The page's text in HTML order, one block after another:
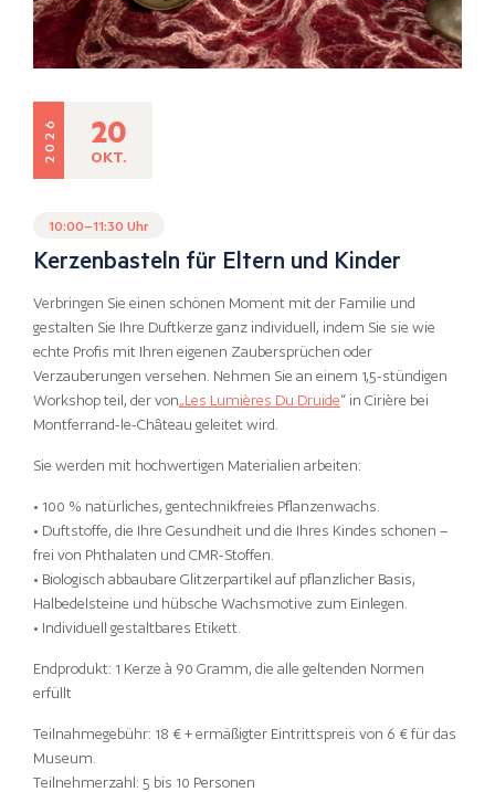
2026 20
OKT.
10:00–11:30 Uhr
Kerzenbasteln für Eltern und Kinder
Verbringen Sie einen schönen Moment mit der Familie und
gestalten Sie Ihre Duftkerze ganz individuell, indem Sie sie wie
echte Profis mit Ihren eigenen Zaubersprüchen oder
Verzauberungen versehen. Nehmen Sie an einem 1,5-stündigen
Workshop teil, der von„Les Lumières Du Druide“ in Cirière bei
Montferrand-le-Château geleitet wird.
Sie werden mit hochwertigen Materialien arbeiten:
• 100 % natürliches, gentechnikfreies Pflanzenwachs.
• Duftstoffe, die Ihre Gesundheit und die Ihres Kindes schonen –
frei von Phthalaten und CMR-Stoffen.
• Biologisch abbaubare Glitzerpartikel auf pflanzlicher Basis,
Halbedelsteine und hübsche Wachsmotive zum Einlegen.
• Individuell gestaltbares Etikett.
Endprodukt: 1 Kerze à 90 Gramm, die alle geltenden Normen
erfüllt
Teilnahmegebühr: 18 € + ermäßigter Eintrittspreis von 6 € für das
Museum.
Teilnehmerzahl: 5 bis 10 Personen